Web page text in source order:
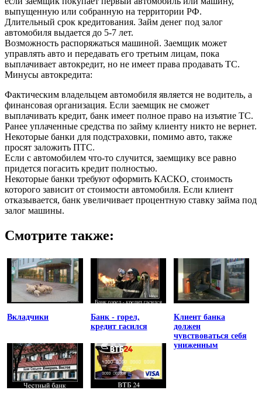
выпущенную или собранную на территории РФ.
Длительный срок кредитования. Займ денег под залог
автомобиля выдается до 5-7 лет.
Возможность распоряжаться машиной. Заемщик может
управлять авто и передавать его третьим лицам, пока
выплачивает автокредит, но не имеет права продавать ТС.
Минусы автокредита:
Фактическим владельцем автомобиля является не водитель, а
финансовая организация. Если заемщик не сможет
выплачивать кредит, банк имеет полное право на изъятие ТС.
Ранее уплаченные средства по займу клиенту никто не вернет.
Некоторые банки для подстраховки, помимо авто, также
просят заложить ПТС.
Если с автомобилем что-то случится, заемщику все равно
придется погасить кредит полностью.
Некоторые банки требуют оформить КАСКО, стоимость
которого зависит от стоимости автомобиля. Если клиент
отказывается, банк увеличивает процентную ставку займа под
залог машины.
Смотрите также:
Вкладчики
Банк - горел,
кредит гасился
Клиент банка
должен
чувствоваться себя
униженным